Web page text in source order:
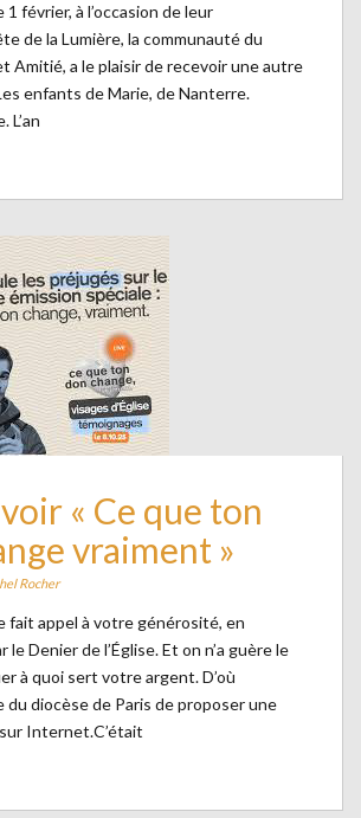
février, à l’occasion de leur
de la Lumière, la communauté du
Amitié, a le plaisir de recevoir une autre
enfants de Marie, de Nanterre.
L’an
« Ce que ton
vraiment »
Rocher
fait appel à votre générosité, en
le Denier de l’Église. Et on n’a guère le
à quoi sert votre argent. D’où
du diocèse de Paris de proposer une
Internet.C’était